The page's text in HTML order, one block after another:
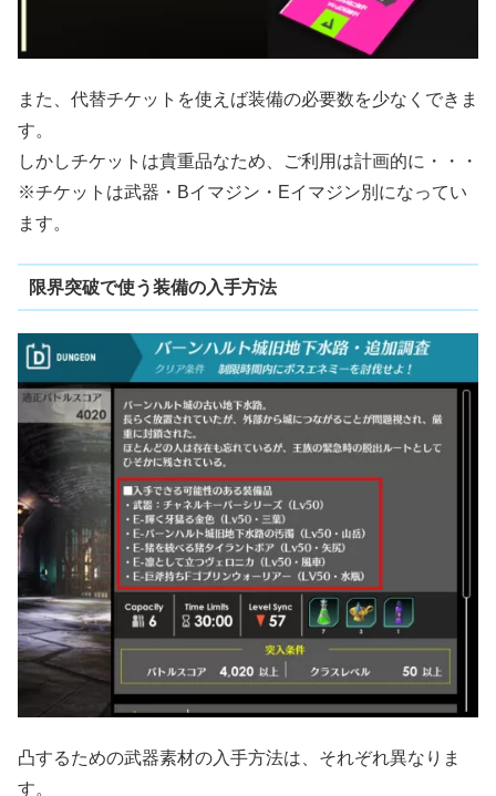
また、代替チケットを使えば装備の必要数を少なくできま
す。
しかしチケットは貴重品なため、ご利用は計画的に・・・
※チケットは武器・Bイマジン・Eイマジン別になってい
ます。
限界突破で使う装備の入手方法
凸するための武器素材の入手方法は、それぞれ異なりま
す。